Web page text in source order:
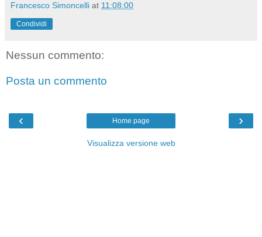
Francesco Simoncelli at 11:08:00
Condividi
Nessun commento:
Posta un commento
‹ ›
Home page
Visualizza versione web